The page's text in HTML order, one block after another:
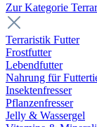
Zur Kategorie
Terraristik Futter
Frostfutter
Lebendfutter
Nahrung für
Insektenfresser
Pflanzenfresser
Jelly & Wassergel